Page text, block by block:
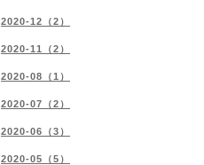
2020-12（2）
2020-11（2）
2020-08（1）
2020-07（2）
2020-06（3）
2020-05（5）